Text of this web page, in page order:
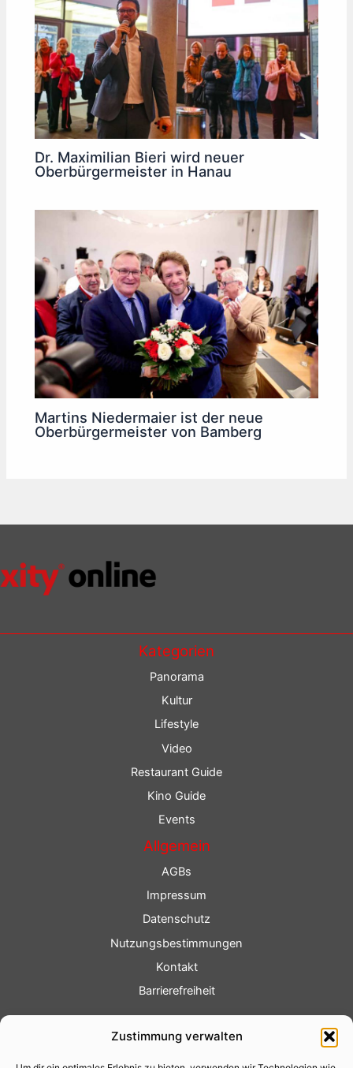
Zustimmung verwalten
Dr. Maximilian Bieri wird neuer
Oberbürgermeister in Hanau
Martins Niedermaier ist der neue
Oberbürgermeister von Bamberg
Kategorien
Panorama
Kultur
Lifestyle
Video
Restaurant Guide
Kino Guide
Events
Allgemein
AGBs
Impressum
Datenschutz
Nutzungsbestimmungen
Kontakt
Barrierefreiheit
Fotoservice